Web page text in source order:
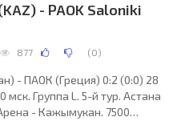
- PAOK Saloniki
877 (0)
- ПАОК (Греция) 0:2 (0:0) 28
мск. Группа L. 5-й тур. Астана
- Кажымукан. 7500